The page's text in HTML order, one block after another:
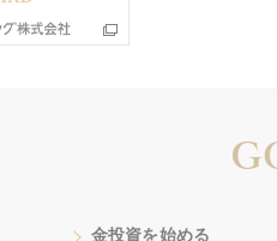
金投資を始める